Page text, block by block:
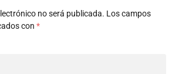
no será publicada. Los campos
con *